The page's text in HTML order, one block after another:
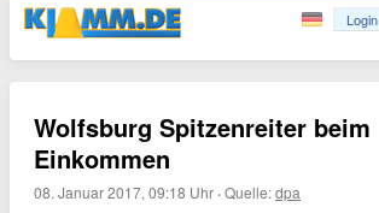
Login
Wolfsburg Spitzenreiter beim
Einkommen
08. Januar 2017, 09:18 Uhr ·Quelle:dpa